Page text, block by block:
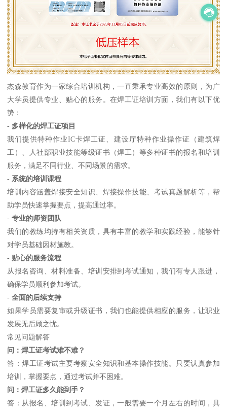
杰森教育作为一家综合培训机构，一直秉承专业高效的原则，为广
大学员提供专业、贴心的服务。在焊工证培训方面，我们有以下优
势：
- 多样化的焊工证项目
我们提供特种作业IC卡焊工证、建设厅特种作业操作证（建筑焊
工）、人社部职业技能等级证书（焊工）等多种证书的报名和培训
服务，满足不同行业、不同场景的需求。
-系统的培训课程
培训内容涵盖焊接安全知识、焊接操作技能、考试真题解析等，帮
助学员快速掌握要点，提高通过率。
-专业的师资团队
我们的教练均持有相关资质，具有丰富的教学和实践经验，能够针
对学员基础因材施教。
- 贴心的服务流程
从报名咨询、材料准备、培训安排到考试通知，我们有专人跟进，
确保学员顺利参加考试。
-全面的后续支持
如果学员需要复审或升级证书，我们也能提供相应的服务，让职业
发展无后顾之忧。
常见问题解答
问：焊工证考试难不难？
答：焊工证考试主要考察安全知识和基本操作技能。只要认真参加
培训，掌握要点，通过考试并不困难。
问：焊工证多久能到手？
答：从报名、培训到考试、发证，一般需要一个月左右的时间，具